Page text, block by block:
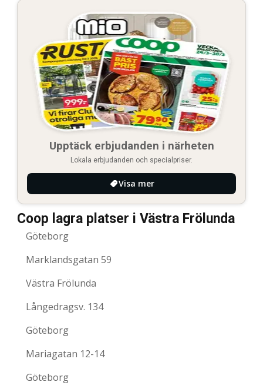
Upptäck erbjudanden i närheten
Lokala erbjudanden och specialpriser.
Visa mer
Coop lagra platser i Västra Frölunda
Göteborg
Marklandsgatan 59
Västra Frölunda
Långedragsv. 134
Göteborg
Mariagatan 12-14
Göteborg